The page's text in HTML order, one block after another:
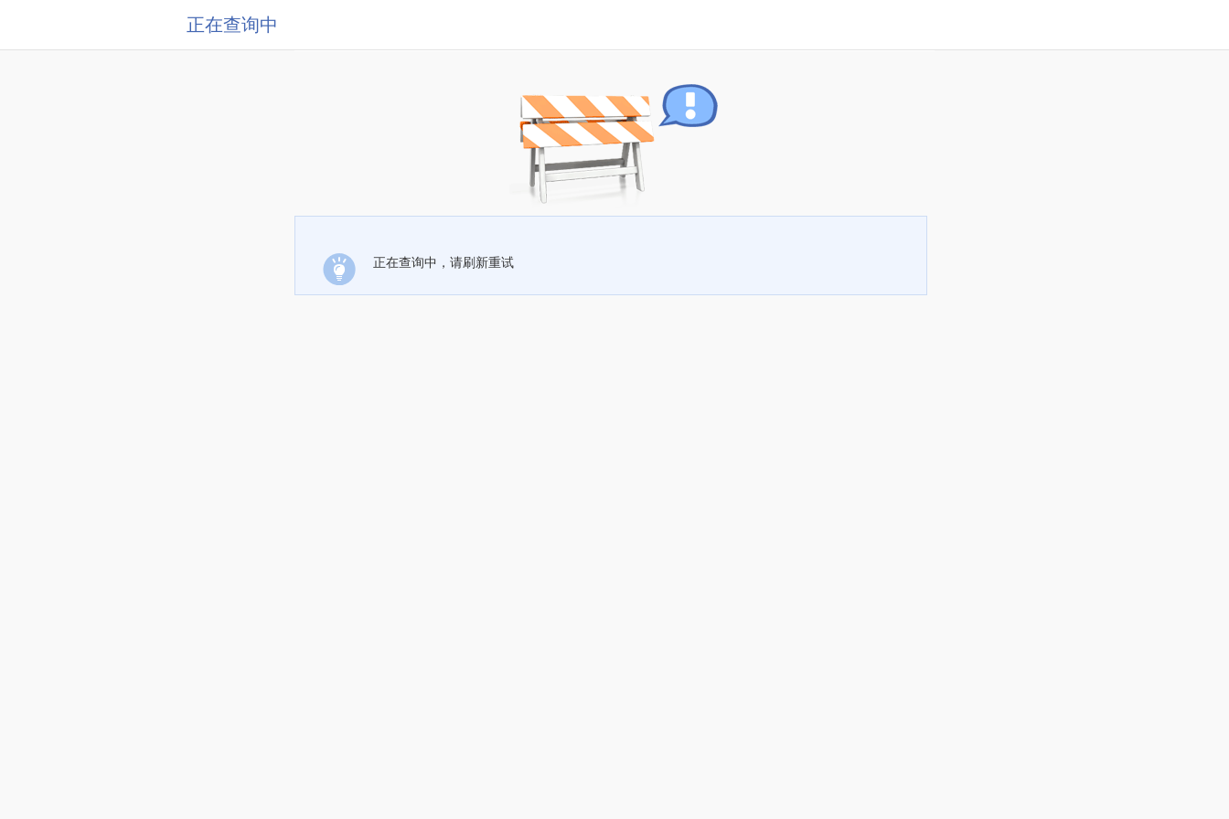
正在查询中
正在查询中，请刷新重试